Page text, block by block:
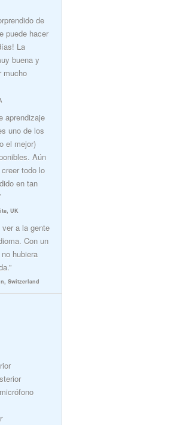
de
puede hacer
La
buena y
mucho
aprendizaje
uno de los
el mejor)
Aún
todo lo
en tan
UK
ver a la gente
Con un
hubiera
Switzerland